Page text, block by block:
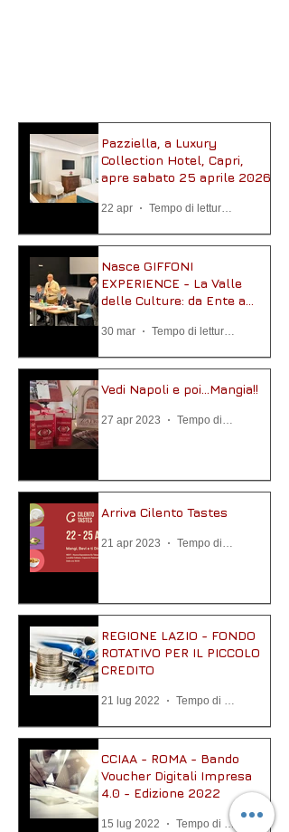
Pazziella, a Luxury
Collection Hotel, Capri,
apre sabato 25 aprile 2026
22 apr Tempo di lettura: 2 min
Nasce GIFFONI
EXPERIENCE - La Valle
delle Culture: da Ente a
30 mar Tempo di lettura: 3 min
Vedi Napoli e poi...Mangia!!
27 apr 2023 Tempo di lettura: 3 min
Arriva Cilento Tastes
21 apr 2023 Tempo di lettura: 3 min
REGIONE LAZIO - FONDO
ROTATIVO PER IL PICCOLO
CREDITO
21 lug 2022 Tempo di lettura: 1 min
CCIAA - ROMA - Bando
Voucher Digitali Impresa
4.0 - Edizione 2022
15 lug 2022 Tempo di lettura: 2 min